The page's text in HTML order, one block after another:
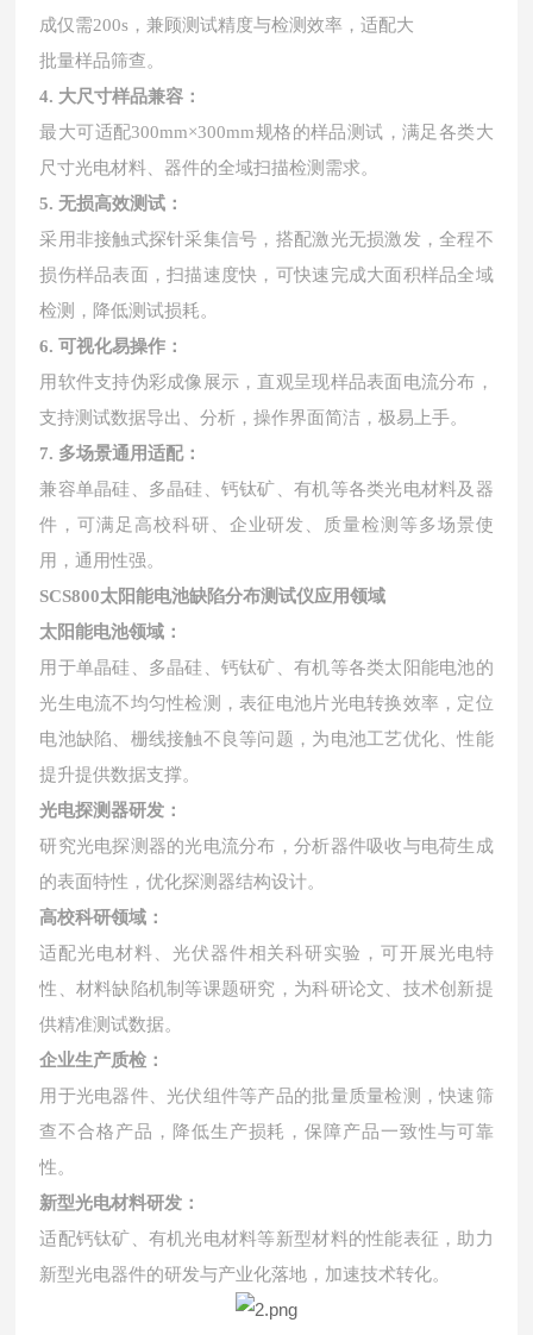
成仅需200s，兼顾测试精度与检测效率，适配大
批量样品筛查。
4. 大尺寸样品兼容：
最大可适配300mm×300mm规格的样品测试，满足各类大
尺寸光电材料、器件的全域扫描检测需求。
5. 无损高效测试：
采用非接触式探针采集信号，搭配激光无损激发，全程不
损伤样品表面，扫描速度快，可快速完成大面积样品全域
检测，降低测试损耗。
6. 可视化易操作：
用软件支持伪彩成像展示，直观呈现样品表面电流分布，
支持测试数据导出、分析，操作界面简洁，极易上手。
7. 多场景通用适配：
兼容单晶硅、多晶硅、钙钛矿、有机等各类光电材料及器
件，可满足高校科研、企业研发、质量检测等多场景使
用，通用性强。
SCS800太阳能电池缺陷分布测试仪应用领域
太阳能电池领域：
用于单晶硅、多晶硅、钙钛矿、有机等各类太阳能电池的
光生电流不均匀性检测，表征电池片光电转换效率，定位
电池缺陷、栅线接触不良等问题，为电池工艺优化、性能
提升提供数据支撑。
光电探测器研发：
研究光电探测器的光电流分布，分析器件吸收与电荷生成
的表面特性，优化探测器结构设计。
高校科研领域：
适配光电材料、光伏器件相关科研实验，可开展光电特
性、材料缺陷机制等课题研究，为科研论文、技术创新提
供精准测试数据。
企业生产质检：
用于光电器件、光伏组件等产品的批量质量检测，快速筛
查不合格产品，降低生产损耗，保障产品一致性与可靠
性。
新型光电材料研发：
适配钙钛矿、有机光电材料等新型材料的性能表征，助力
新型光电器件的研发与产业化落地，加速技术转化。